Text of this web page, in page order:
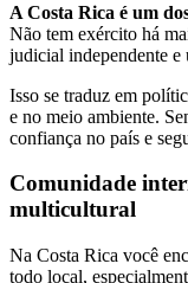
A Costa Rica é um
Não tem exército há
judicial independente e
Isso se traduz em
e no meio ambiente.
confiança no país e
Comunidade
multicultural
Na Costa Rica você
todo local,